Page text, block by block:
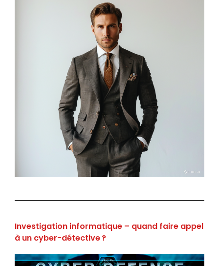
Investigation informatique – quand faire appel
à un cyber-détective ?